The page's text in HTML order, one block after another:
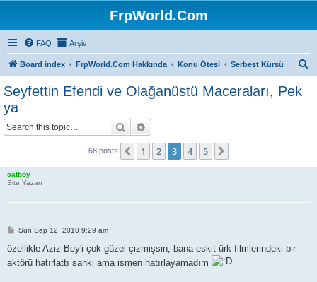
FrpWorld.Com
FAQ Arşiv
Board index FrpWorld.Com Hakkında Konu Ötesi Serbest Kürsü
Seyfettin Efendi ve Olağanüstü Maceraları, Pek
ya
Search
68 posts Previous
1 2 3 4 5
catboy
Site Yazarı
P
s
Sun Sep 12, 2010 9:29 am
özellikle Aziz Bey'i çok güzel çizmişsin, bana eskit ürk filmlerindeki bir
aktörü hatırlattı sanki ama ismen hatırlayamadım